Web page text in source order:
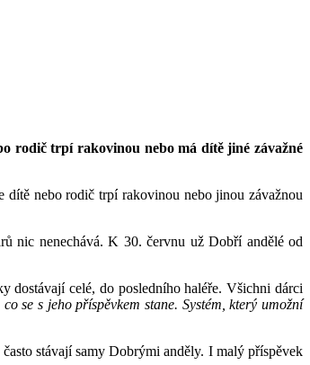
rodič trpí rakovinou nebo má dítě jiné závažné
nebo rodič trpí rakovinou nebo jinou závažnou
nic nenechává. K 30. červnu už Dobří andělé od
dostávají celé, do posledního haléře. Všichni dárci
se s jeho příspěvkem stane. Systém, který umožní
stávají samy Dobrými anděly. I malý příspěvek